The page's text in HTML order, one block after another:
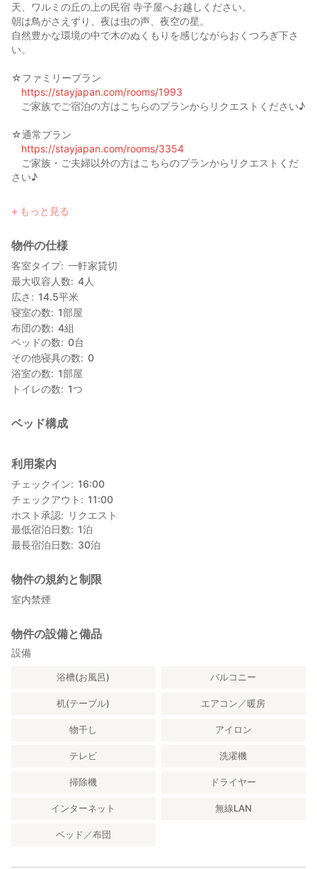
天、ワルミの丘の上の民宿 寺子屋へお越しください。
朝は鳥がさえずり、夜は虫の声、夜空の星。
自然豊かな環境の中で木のぬくもりを感じながらおくつろぎ下さ
い。
☆ファミリープラン
https://stayjapan.com/rooms/1993
ご家族でご宿泊の方はこちらのプランからリクエストください♪
☆通常プラン
https://stayjapan.com/rooms/3354
ご家族・ご夫婦以外の方はこちらのプランからリクエストくだ
さい♪
■物件タイプ：民宿 ( Cafe併設 )
■宿泊タイプ：朝食付き🍴
■設備：お風呂・お手洗い 環境に優しいバイオトイレを設置し
ています！
■宿泊料金 : 表示の金額はお一人あたりの1泊料金となります。
・大人 / 5,500円
・お子様 / ３才以下( 添寝 )：無料、４歳〜小学生：大人の半
額、中学生以上：大人料金
※中学生未満のお子様がいらっしゃる場合、必ずリクエストの際
に年齢と人数をメッセージ下さい。
■体験：※現地精算
① 沖縄県産豚の油を使用した手作り石鹸体験 : 2,000円 / 人
③ 琉舞体験 : 1,000円 / 人
④ シーグラス雑貨作り体験 : 1,000円 / 人
⑥ サーターアンダギー作り体験 : 1,000円 / 人
知らせください！
■やんばるHot Cafe
☆営業時間
・ランチタイム : 11:30〜
☆地産地消・安心安全にこだわったお食事を提供
☆手作りケーキと美味しいコーヒーも自慢です
・今帰仁城址 8.3 km
・古宇利島 8.3 km
・美ら海水族館 13.2 km
もっと見る
物件の仕様
客室タイプ 一軒家貸切
最大収容人数
4人
広さ
14.5平米
寝室の数
1部屋
布団の数
4組
ベッドの数
0台
その他寝具の数
0
浴室の数
1部屋
トイレの数
1つ
ベッド構成
利用案内
チェックイン
16:00
チェックアウト
11:00
ホスト承認
リクエスト
最低宿泊日数
1泊
最長宿泊日数
30泊
物件の規約と制限
室内禁煙
物件の設備と備品
設備
浴槽(お風呂) バルコニー
机(テーブル) エアコン／暖房
物干し アイロン
テレビ 洗濯機
掃除機 ドライヤー
インターネット 無線LAN
ベッド／布団